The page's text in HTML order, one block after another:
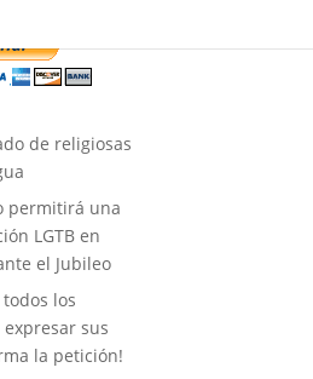
de religiosas
permitirá una
LGTB en
el Jubileo
los
sus
la petición!